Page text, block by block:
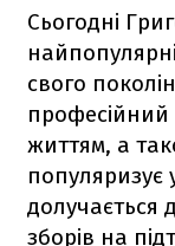
Сьогодні
свого
професійний
життям, а
популяризує
долучається
зборів на